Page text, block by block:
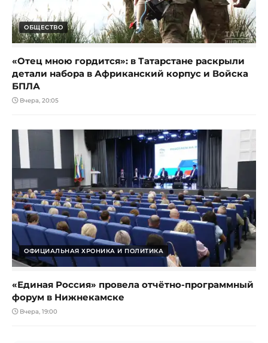
ОБЩЕСТВО
«Отец мною гордится»: в Татарстане раскрыли
детали набора в Африканский корпус и Войска
БПЛА
Вчера, 20:05
ОФИЦИАЛЬНАЯ ХРОНИКА И ПОЛИТИКА
«Единая Россия» провела отчётно-программный
форум в Нижнекамске
Вчера, 19:00